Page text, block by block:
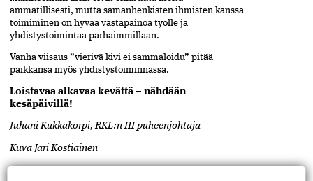
ammatillisesti, mutta samanhenkisten ihmisten kanssa
toimiminen on hyvää vastapainoa työlle ja
yhdistystoimintaa parhaimmillaan.
Vanha viisaus ”vierivä kivi ei sammaloidu” pitää
paikkansa myös yhdistystoiminnassa.
Loistavaa alkavaa kevättä – nähdään
kesäpäivillä!
Juhani Kukkakorpi, RKL:n III puheenjohtaja
Kuva Jari Kostiainen